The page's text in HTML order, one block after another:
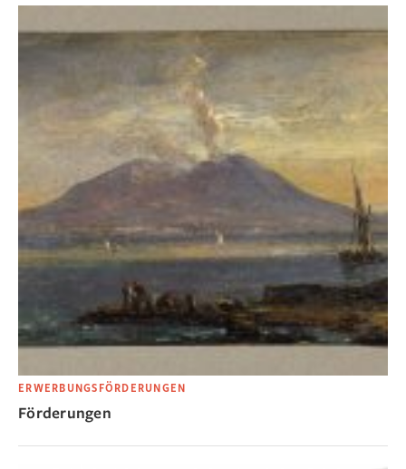
ERWERBUNGSFÖRDERUNGEN
Förderungen